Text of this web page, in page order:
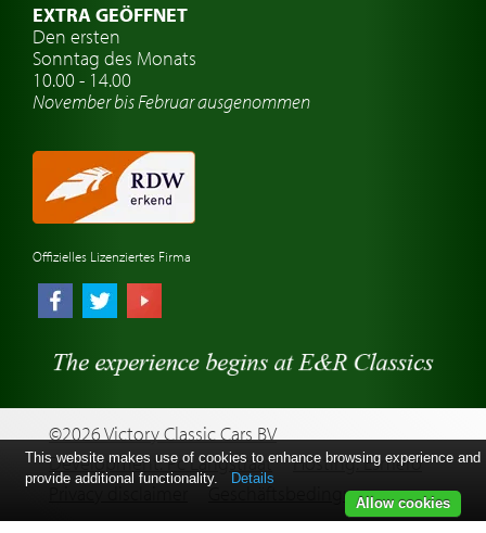
Oldtimer-Versicherung
Oldtimer-Clubs
Oldtimer-Reisen
Automarken uhren
EXTRA GEÖFFNET
Den ersten
Sonntag des Monats
10.00 - 14.00
November bis Februar ausgenommen
Offizielles Lizenziertes Firma
©2026 Victory Classic Cars BV
Development: Pc Langstraat
Hosting: Esmero
Geschäftsbedingungen
This website makes use of cookies to enhance browsing experience and
provide additional functionality.
Details
Allow cookies